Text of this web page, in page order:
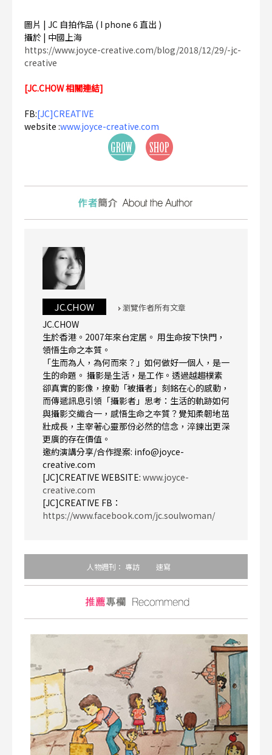
圖片 | JC 自拍作品 ( I phone 6 直出 )
攝於 | 中國上海
https://www.joyce-creative.com/blog/2018/12/29/-jc-
creative
[JC.CHOW 相關連結]
FB:[JC]CREATIVE
website :www.joyce-creative.com
JC.CHOW 瀏覽作者所有文章
JC.CHOW
生於香港。2007年來台定居。 用生命按下快門，
領悟生命之本質。
「生而為人，為何而來？」如何做好一個人，是一
生的命題。 攝影是生活，是工作。透過越趨樸素
卻真實的影像，撩動「被攝者」刻銘在心的感動，
而傳遞訊息引領「攝影者」思考：生活的軌跡如何
與攝影交織合一，感悟生命之夲質？覺知柔韌地茁
壯成長，主宰著心靈那份必然的信念，淬鍊出更深
更廣的存在價值。
邀約演講分享/合作提案: info@joyce-
creative.com
[JC]CREATIVE WEBSITE: www.joyce-
creative.com
[JC]CREATIVE FB：
https://www.facebook.com/jc.soulwoman/
人物週刊： 專訪 速寫